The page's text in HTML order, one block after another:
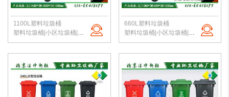
1100L塑料垃圾桶
塑料垃圾桶|小区垃圾桶|市政垃圾桶|生活垃圾桶|1100L塑料垃圾桶|北京垃圾桶厂家
660L塑料垃圾桶
塑料垃圾桶|小区垃圾桶|市政垃圾桶|生活垃圾桶|660L塑料垃圾桶|北京洁净新雅